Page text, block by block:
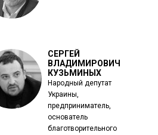
СЕРГЕЙ
ВЛАДИМИРОВИЧ
КУЗЬМИНЫХ
Народный депутат
Украины,
предприниматель,
основатель
благотворительного